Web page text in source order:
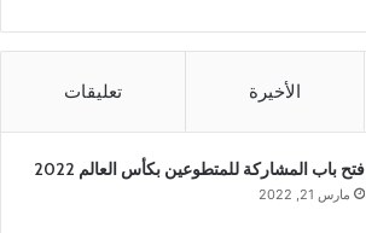
الأخيرة تعليقات
فتح باب المشاركة للمتطوعين بكأس العالم 2022
مارس 21, 2022